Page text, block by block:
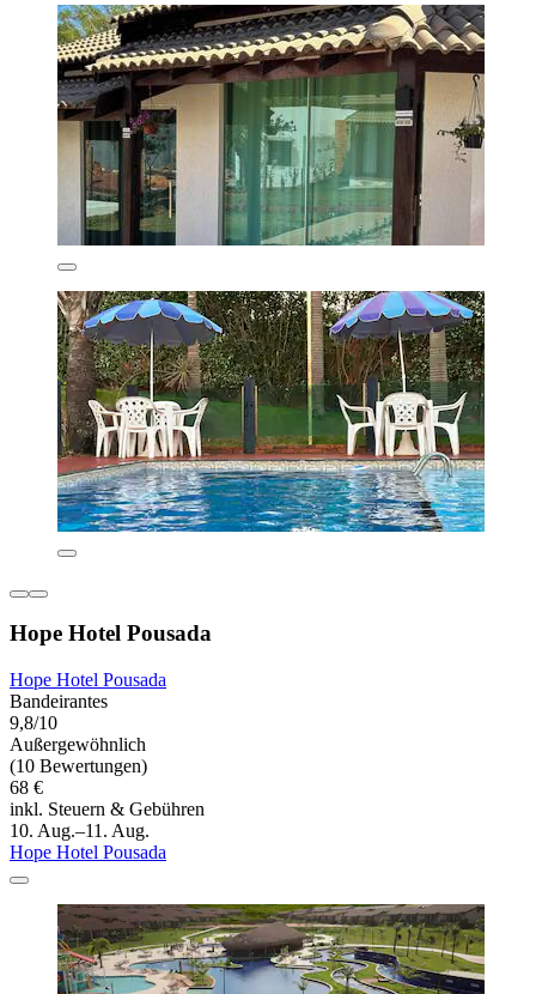
Hope Hotel Pousada
Hope Hotel Pousada
Bandeirantes
9,8/10
Außergewöhnlich
(10 Bewertungen)
68 €
inkl. Steuern & Gebühren
10. Aug.–11. Aug.
Hope Hotel Pousada